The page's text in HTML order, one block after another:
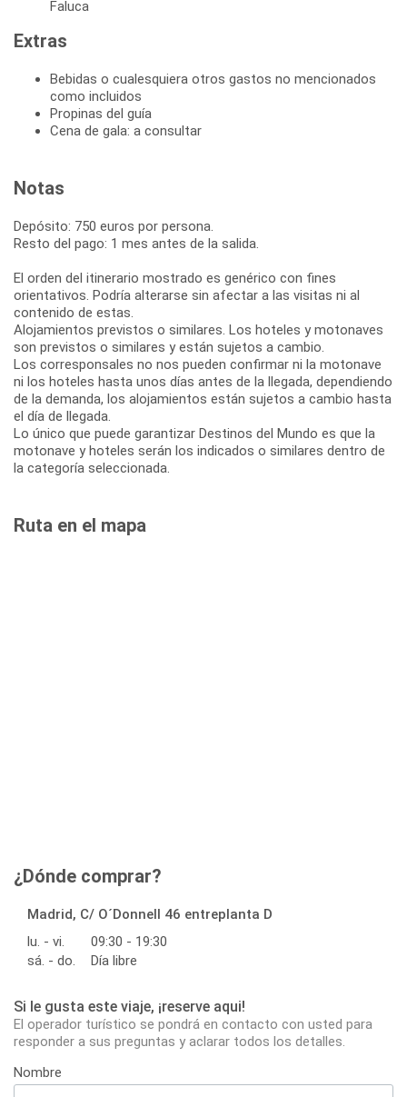
Faluca
Extras
Bebidas o cualesquiera otros gastos no mencionados
como incluidos
Propinas del guía
Cena de gala: a consultar
Notas
Depósito: 750 euros por persona.
Resto del pago: 1 mes antes de la salida.
El orden del itinerario mostrado es genérico con fines
orientativos. Podría alterarse sin afectar a las visitas ni al
contenido de estas.
Alojamientos previstos o similares. Los hoteles y motonaves
son previstos o similares y están sujetos a cambio.
Los corresponsales no nos pueden confirmar ni la motonave
ni los hoteles hasta unos días antes de la llegada, dependiendo
de la demanda, los alojamientos están sujetos a cambio hasta
el día de llegada.
Lo único que puede garantizar Destinos del Mundo es que la
motonave y hoteles serán los indicados o similares dentro de
la categoría seleccionada.
Ruta en el mapa
¿Dónde comprar?
Madrid, C/ O´Donnell 46 entreplanta D
lu. - vi.
09:30 - 19:30
sá. - do.
Día libre
Si le gusta este viaje, ¡reserve aqui!
El operador turístico se pondrá en contacto con usted para
responder a sus preguntas y aclarar todos los detalles.
Nombre